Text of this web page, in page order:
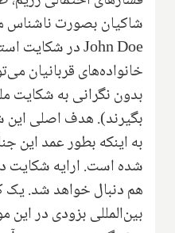
شاکیان بصورت ناشناس
John Doeدر شکایت
خانواده‌های قربانیان
بدون نگرانی به شکایت
بگیرند). هدف اصلی
به اینکه بطور عمد این
شده است. ارایه شکایت
هم دنبال خواهد شد. یک
بین‌المللی بزودی در این